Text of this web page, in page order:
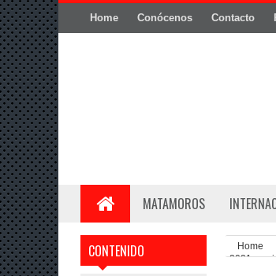
Home Conócenos Contacto
MATAMOROS
CONTENIDO
Home
2021 con